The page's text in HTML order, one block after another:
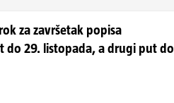
za završetak popisa
do 29. listopada, a drugi put do